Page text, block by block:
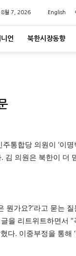
8월 7, 2026 English
언 북한시장동향
통합당 의원이 ‘이
김 의원은 북한이 더
가요?’라고 묻는 질
을 리트위트하면서 “
다. 이중부정을 통해